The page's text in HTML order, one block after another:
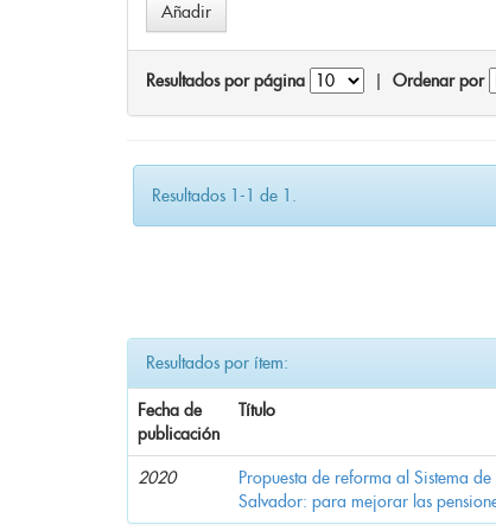
Resultados por página Ordenar por
Resultados 1-1 de 1.
Resultados por ítem:
Fecha de
publicación
Título
2020
Propuesta de reforma al Sistema
Salvador: para mejorar las